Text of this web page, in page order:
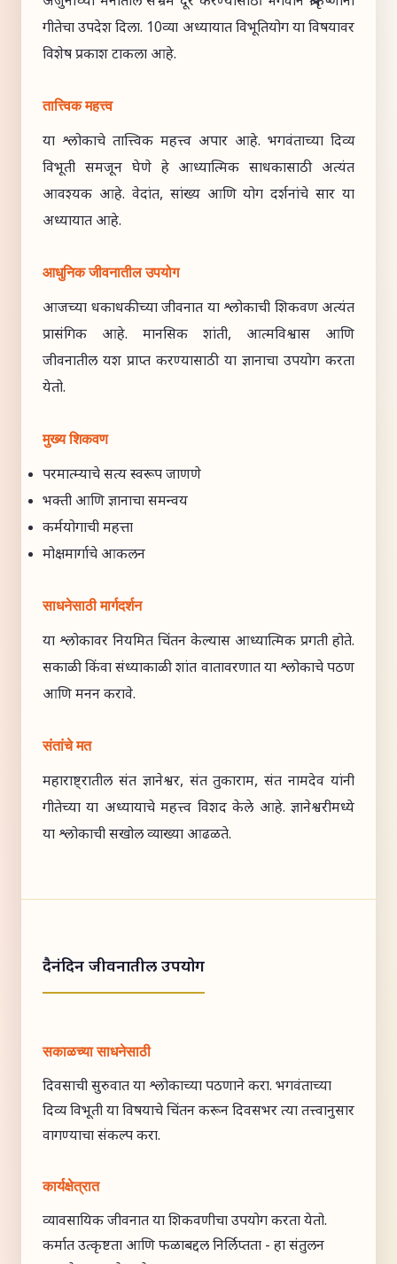
गीतेचा उपदेश दिला. 10व्या अध्यायात विभूतियोग या विषयावर
विशेष प्रकाश टाकला आहे.
तात्त्विक महत्त्व
या श्लोकाचे तात्त्विक महत्त्व अपार आहे. भगवंताच्या दिव्य
विभूती समजून घेणे हे आध्यात्मिक साधकासाठी अत्यंत
आवश्यक आहे. वेदांत, सांख्य आणि योग दर्शनांचे सार या
अध्यायात आहे.
आधुनिक जीवनातील उपयोग
आजच्या धकाधकीच्या जीवनात या श्लोकाची शिकवण अत्यंत
प्रासंगिक आहे. मानसिक शांती, आत्मविश्वास आणि
जीवनातील यश प्राप्त करण्यासाठी या ज्ञानाचा उपयोग करता
येतो.
मुख्य शिकवण
परमात्म्याचे सत्य स्वरूप जाणणे
भक्ती आणि ज्ञानाचा समन्वय
कर्मयोगाची महत्ता
मोक्षमार्गाचे आकलन
साधनेसाठी मार्गदर्शन
या श्लोकावर नियमित चिंतन केल्यास आध्यात्मिक प्रगती होते.
सकाळी किंवा संध्याकाळी शांत वातावरणात या श्लोकाचे पठण
आणि मनन करावे.
संतांचे मत
महाराष्ट्रातील संत ज्ञानेश्वर, संत तुकाराम, संत नामदेव यांनी
गीतेच्या या अध्यायाचे महत्त्व विशद केले आहे. ज्ञानेश्वरीमध्ये
या श्लोकाची सखोल व्याख्या आढळते.
दैनंदिन जीवनातील उपयोग
सकाळच्या साधनेसाठी
दिवसाची सुरुवात या श्लोकाच्या पठणाने करा. भगवंताच्या
दिव्य विभूती या विषयाचे चिंतन करून दिवसभर त्या तत्त्वानुसार
वागण्याचा संकल्प करा.
कार्यक्षेत्रात
व्यावसायिक जीवनात या शिकवणीचा उपयोग करता येतो.
कर्मात उत्कृष्टता आणि फळाबद्दल निर्लिप्तता - हा संतुलन